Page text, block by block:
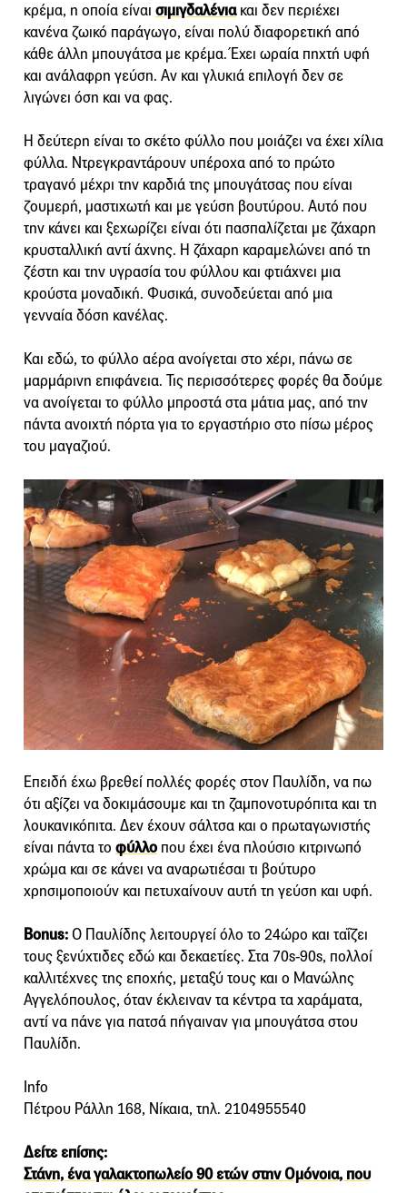
κρέμα, η οποία είναι σιμιγδαλένιακαι δεν περιέχει
κανένα ζωικό παράγωγο, είναι πολύ διαφορετική από
κάθε άλλη μπουγάτσα με κρέμα. Έχει ωραία πηχτή υφή
και ανάλαφρη γεύση. Αν και γλυκιά επιλογή δεν σε
λιγώνει όση και να φας.
Η δεύτερη είναι το σκέτο φύλλο που μοιάζει να έχει χίλια
φύλλα. Ντρεγκραντάρουν υπέροχα από το πρώτο
τραγανό μέχρι την καρδιά της μπουγάτσας που είναι
ζουμερή, μαστιχωτή και με γεύση βουτύρου. Αυτό που
την κάνει και ξεχωρίζει είναι ότι πασπαλίζεται με ζάχαρη
κρυσταλλική αντί άχνης. Η ζάχαρη καραμελώνει από τη
ζέστη και την υγρασία του φύλλου και φτιάχνει μια
κρούστα μοναδική. Φυσικά, συνοδεύεται από μια
γενναία δόση κανέλας.
Και εδώ, το φύλλο αέρα ανοίγεται στο χέρι, πάνω σε
μαρμάρινη επιφάνεια. Τις περισσότερες φορές θα δούμε
να ανοίγεται το φύλλο μπροστά στα μάτια μας, από την
πάντα ανοιχτή πόρτα για το εργαστήριο στο πίσω μέρος
του μαγαζιού.
Επειδή έχω βρεθεί πολλές φορές στον Παυλίδη, να πω
ότι αξίζει να δοκιμάσουμε και τη ζαμπονοτυρόπιτα και τη
λουκανικόπιτα. Δεν έχουν σάλτσα και ο πρωταγωνιστής
είναι πάντα το φύλλο που έχει ένα πλούσιο κιτρινωπό
χρώμα και σε κάνει να αναρωτιέσαι τι βούτυρο
χρησιμοποιούν και πετυχαίνουν αυτή τη γεύση και υφή.
Bonus:O Παυλίδης λειτουργεί όλο το 24ώρο και ταΐζει
τους ξενύχτιδες εδώ και δεκαετίες. Στα 70s-90s, πολλοί
καλλιτέχνες της εποχής, μεταξύ τους και ο Μανώλης
Αγγελόπουλος, όταν έκλειναν τα κέντρα τα χαράματα,
αντί να πάνε για πατσά πήγαιναν για μπουγάτσα στου
Παυλίδη.
Info
Πέτρου Ράλλη 168, Νίκαια, τηλ. 2104955540
Δείτε επίσης:
Στάνη, ένα γαλακτοπωλείο 90 ετών στην Ομόνοια, που